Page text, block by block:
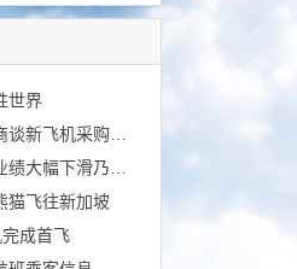
世界
飞机采购事宜
滑乃至出现亏损
猫飞往新加坡
成首飞